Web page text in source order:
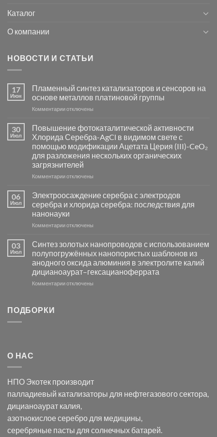
Каталог
О компании
НОВОСТИ И СТАТЬИ
17
Июн
Пламенный синтез катализаторов и сенсоров на
основе металлов платиновой группы
Комментариик
Пламенный
синтез
катализаторов
и
сенсоров
на
основе
группы
отключены
30
Июл
Повышение фотокаталитической активности
Хлорида Серебра-AgCl в видимом свете с
помощью модификации Ацетата Церия (III)-CeO₂
для разложения нескольких органических
загрязнителей
Комментариик
фотокаталитической
активности
Хлорида
Серебра-
в
видимом
свете
с
помощью
модификации
отключены
06
Июл
Электроосаждение серебра с электродов
серебра и хлорида серебра: последствия для
нанонауки
Комментариик
серебра
с
электродов
серебра
и
отключены
03
Июл
Синтез золотых нанопроводов с использованием
полупогружённых нанопористых шаблонов из
анодного оксида алюминия в электролите калий
дицианоаурат–гексацианоферрата
Комментариик
оксида
в
электролите
калий
дицианоаурат–
гексацианоферрата
отключены
ПОДБОРКИ
О НАС
НПО Экотек производит
палладиевый катализаторы для нефтегазового сектора,
дицианоаурат калия,
азотнокислое серебро для медицины,
серебряные пасты для солнечных батарей.